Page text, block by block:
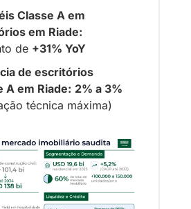
Classe A em
em Riade:
de +31% YoY
de escritórios
A em Riade: 2% a 3%
técnica máxima)